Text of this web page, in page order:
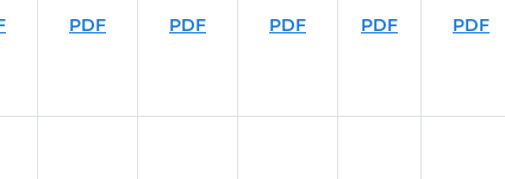
PDF PDF PDF PDF PDF